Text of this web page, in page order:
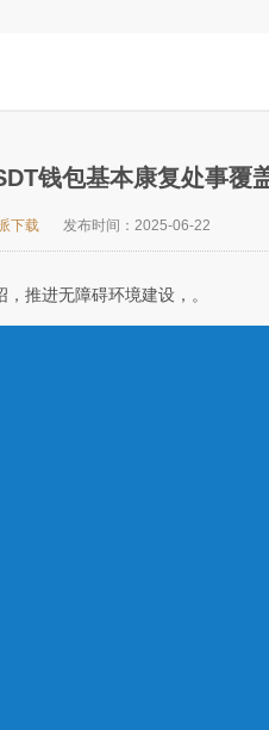
钱包基本康复处事覆
下载 发布时间： 2025-06-22
推进无障碍环境建设，。